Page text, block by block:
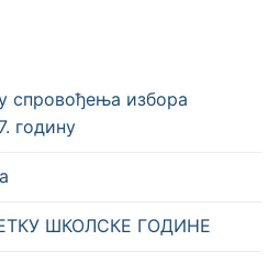
спровођења избора
годину
ШКОЛСКЕ ГОДИНЕ